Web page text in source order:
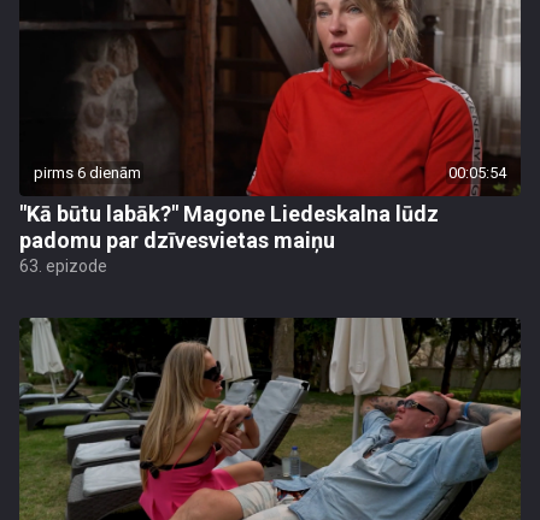
pirms 6 dienām 00:05:54
"Kā būtu labāk?" Magone Liedeskalna lūdz
padomu par dzīvesvietas maiņu
63. epizode